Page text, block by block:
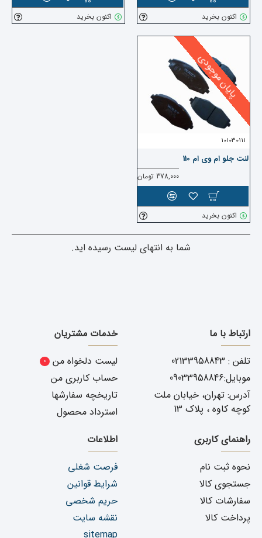
اکنون بخرید اکنون بخرید
پایان موجودی
101030111
لنت جلو ام وی ام 110
378,000 تومان
اکنون بخرید
شما به انتهای لیست رسیده اید.
ارتباط با ما
تلفن : 02133958843
موبایل:09033958846
آدرس: تهران، خیابان ملت
کوچه کاوه ، پلاک 13
خدمات مشتریان
لیست دلخواه من
0
حساب کاربری من
تاریخچه سفارشها
استرداد محصول
راهنمای کاربری
نحوه ثبت نام
جستجوی کالا
سفارشات کالا
پرداخت کالا
اطلاعات
فرصت شغلی
شرایط قوانین
حریم شخصی
نقشه سایت
sitemap